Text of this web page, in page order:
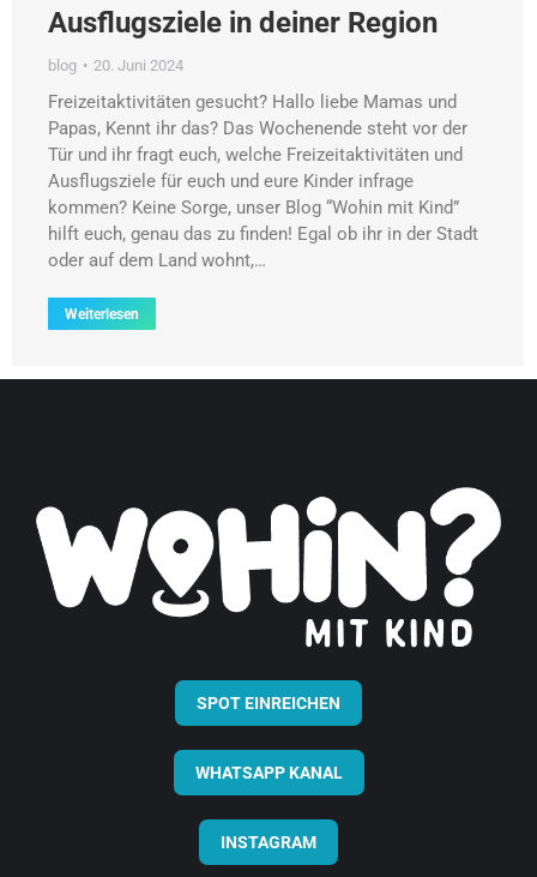
Ausflugsziele in deiner Region
blog 20. Juni 2024
Freizeitaktivitäten gesucht? Hallo liebe Mamas und
Papas, Kennt ihr das? Das Wochenende steht vor der
Tür und ihr fragt euch, welche Freizeitaktivitäten und
Ausflugsziele für euch und eure Kinder infrage
kommen? Keine Sorge, unser Blog “Wohin mit Kind”
hilft euch, genau das zu finden! Egal ob ihr in der Stadt
oder auf dem Land wohnt,…
Weiterlesen
SPOT EINREICHEN
WHATSAPP KANAL
INSTAGRAM